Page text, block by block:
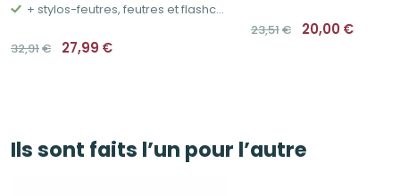
+ stylos-feutres, feutres et flashcards assorties
32,91€ Le
prix
27,99 €
23,51€ Le
prix
20,00€
Ils sont faits l’un pour l’autre